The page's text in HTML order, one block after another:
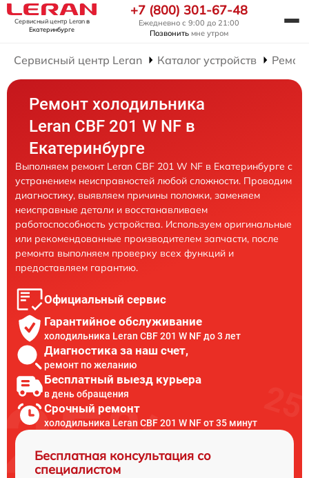
Сервисный центр Leranв
Екатеринбурге
+7 (800) 301-67-48
Ежедневно с 9:00 до 21:00
Позвонить мне утром
Сервисный центр Leran Каталог устройств
Ремонт холодильника
Leran CBF 201 W NF в
Екатеринбурге
Выполняем ремонт Leran CBF 201 W NF в Екатеринбурге с
устранением неисправностей любой сложности. Проводим
диагностику, выявляем причины поломки, заменяем
неисправные детали и восстанавливаем
работоспособность устройства. Используем оригинальные
или рекомендованные производителем запчасти, после
ремонта выполняем проверку всех функций и
предоставляем гарантию.
Официальный сервис
Гарантийное обслуживание
холодильника Leran CBF 201 W NF до 3 лет
Диагностика за наш счет,
ремонт по желанию
Бесплатный выезд курьера
в день обращения
Срочный ремонт
холодильника Leran CBF 201 W NF от 35 минут
Бесплатная консультация со
специалистом